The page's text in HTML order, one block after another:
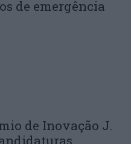
de emergência
de Inovação J.